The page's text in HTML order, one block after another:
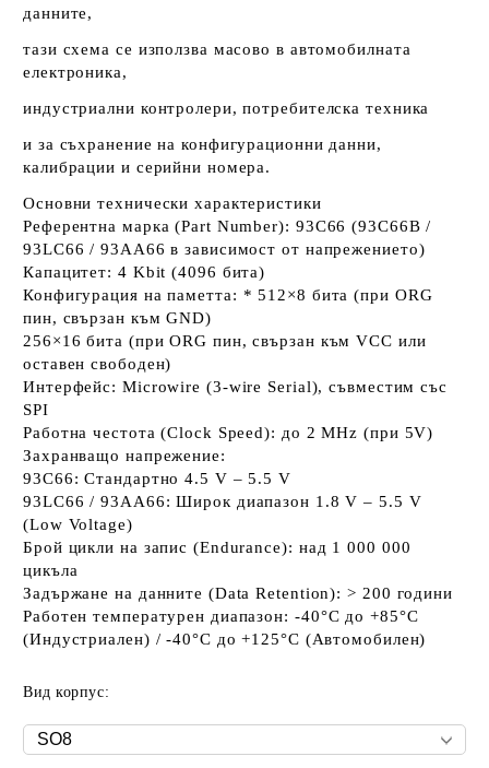
данните,
тази схема се използва масово в автомобилната
електроника,
индустриални контролери, потребителска техника
и за съхранение на конфигурационни данни,
калибрации и серийни номера.
Основни технически характеристики
Референтна марка (Part Number): 93C66 (93C66B /
93LC66 / 93AA66 в зависимост от напрежението)
Капацитет: 4 Kbit (4096 бита)
Конфигурация на паметта: *512×8 бита (при ORG
пин, свързан към GND)
256×16 бита (при ORG пин, свързан към VCC или
оставен свободен)
Интерфейс: Microwire (3-wire Serial), съвместим със
SPI
Работна честота (Clock Speed): до 2 MHz (при 5V)
Захранващо напрежение:
93C66: Стандартно 4.5 V – 5.5 V
93LC66 / 93AA66: Широк диапазон 1.8 V – 5.5 V
(Low Voltage)
Брой цикли на запис (Endurance): над 1 000 000
цикъла
Задържане на данните (Data Retention): > 200 години
Работен температурен диапазон: -40°C до +85°C
(Индустриален) / -40°C до +125°C (Автомобилен)
Вид корпус: